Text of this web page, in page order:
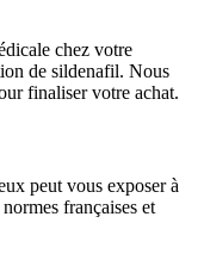
chez votre
de sildenafil. Nous
finaliser votre achat.
peut vous exposer à
françaises et